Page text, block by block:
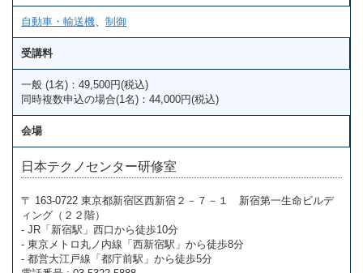
自動車・輸送機 制御
受講料
一般 (1名)：49,500円(税込)
同時複数申込の場合(1名)：44,000円(税込)
会場
日本テクノセンター研修室
〒 163-0722 東京都新宿区西新宿２－７－１ 新宿第一生命ビルデ
ィング（２２階）
- JR「新宿駅」西口から徒歩10分
- 東京メトロ丸ノ内線「西新宿駅」から徒歩8分
- 都営大江戸線「都庁前駅」から徒歩5分